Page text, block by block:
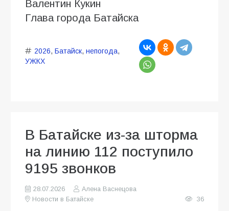
Валентин Кукин
Глава города Батайска
2026, Батайск, непогода,
УЖКХ
В Батайске из-за шторма
на линию 112 поступило
9195 звонков
28.07.2026
Алена Васнецова
Новости в Батайске
36